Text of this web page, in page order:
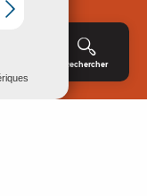
Rechercher